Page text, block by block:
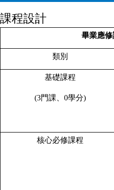
課程設計
畢業應
類別
基礎課程
(3門課、0學分)
核心必修課程